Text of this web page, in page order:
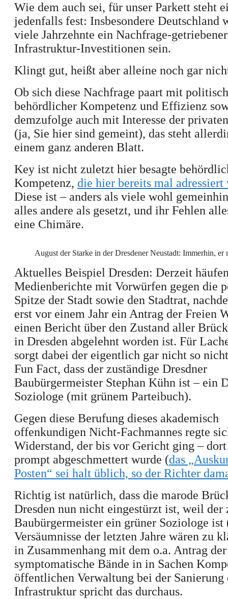
Wie dem auch sei, für unser Parkett steht
jedenfalls fest: Insbesondere Deutschland
viele Jahrzehnte ein Nachfrage-
Infrastruktur-Investitionen sein.
Klingt gut, heißt aber alleine noch gar
Ob sich diese Nachfrage paart mit
behördlicher Kompetenz und Effizienz
demzufolge auch mit Interesse der
(ja, Sie hier sind gemeint), das steht
einem ganz anderen Blatt.
Key ist nicht zuletzt hier besagte
Kompetenz, die hier bereits mal adressiert
Diese ist – anders als viele wohl
alles andere als gesetzt, und ihr Fehlen
eine Chimäre.
August der Starke in der Dresdener Neustadt: Immerhin,
Aktuelles Beispiel Dresden: Derzeit
Medienberichte mit Vorwürfen gegen die
Spitze der Stadt sowie den Stadtrat,
erst vor einem Jahr ein Antrag der Freien
einen Bericht über den Zustand aller
in Dresden abgelehnt worden ist. Für
sorgt dabei der eigentlich gar nicht so
Fun Fact, dass der zuständige Dresdner
Baubürgermeister Stephan Kühn ist – ein
Soziologe (mit grünem Parteibuch).
Gegen diese Berufung dieses akademisch
offenkundigen Nicht-Fachmannes regte
Widerstand, der bis vor Gericht ging –
prompt abgeschmettert wurde (das
Posten“ sei halt üblich, so der Richter
Richtig ist natürlich, dass die marode
Dresden nun nicht eingestürzt ist, weil der
Baubürgermeister ein grüner Soziologe ist
Versäumnisse der letzten Jahre wären zu
in Zusammenhang mit dem o.a. Antrag
symptomatische Bände in in Sachen
öffentlichen Verwaltung bei der Sanierung
Infrastruktur spricht das durchaus.